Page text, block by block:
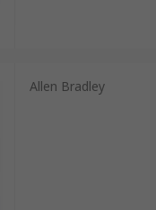
Allen Bradley